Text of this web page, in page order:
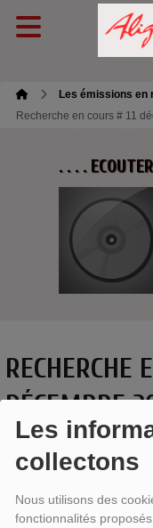
Les
collectons
Nous utilisons des
fonctionnalités
Les émissions en
Recherche en cours # 11
. . . .
RECHERCHE
DÉCEMBRE
FEMME